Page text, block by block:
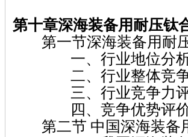
第十章深海装备用耐压钛
第一节深海装备用耐压
一、行业地位分
二、行业整体竞争
三、行业竞争力评
四、竞争优势评价
第二节 中国深海装备